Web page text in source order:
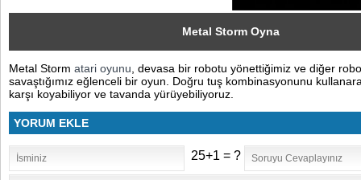
Pinterest
Metal Storm Oyna
Metal Storm atari oyunu , devasa bir robotu yönettiğimiz ve diğer
savaştığımız eğlenceli bir oyun. Doğru tuş kombinasyonunu
karşı koyabiliyor ve tavanda yürüyebiliyoruz.
YORUM EKLE
25+1 = ?